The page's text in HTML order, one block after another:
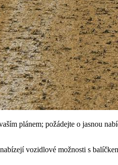
plánem; požádejte o jasnou
vozidlové možnosti s